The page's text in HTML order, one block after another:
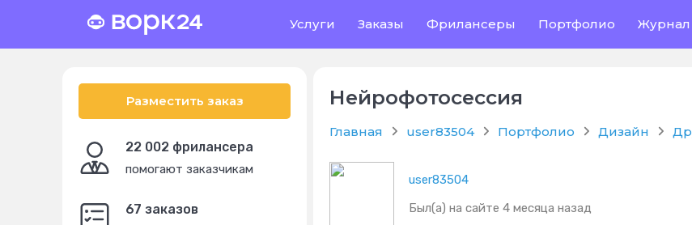
Услуги Заказы Фрилансеры Портфолио Журнал
Разместить заказ
22 002 фрилансера
помогают заказчикам
67 заказов
Нейрофотосессия
Главная user83504 Портфолио Дизайн
user83504
Был(а) на сайте 4 месяца назад